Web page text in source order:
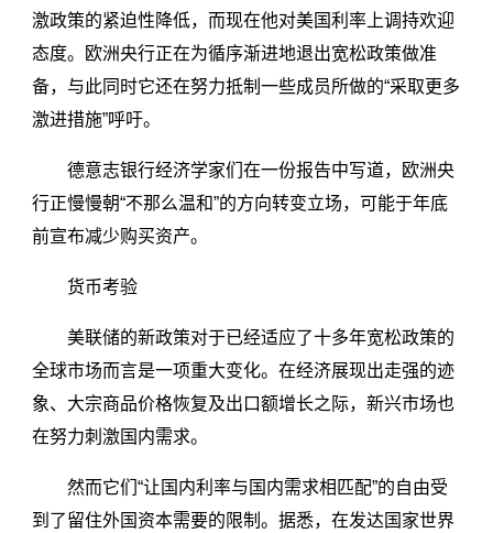
激政策的紧迫性降低，而现在他对美国利率上调持欢迎
态度。欧洲央行正在为循序渐进地退出宽松政策做准
备，与此同时它还在努力抵制一些成员所做的“采取更多
激进措施”呼吁。
德意志银行经济学家们在一份报告中写道，欧洲央
行正慢慢朝“不那么温和”的方向转变立场，可能于年底
前宣布减少购买资产。
货币考验
美联储的新政策对于已经适应了十多年宽松政策的
全球市场而言是一项重大变化。在经济展现出走强的迹
象、大宗商品价格恢复及出口额增长之际，新兴市场也
在努力刺激国内需求。
然而它们“让国内利率与国内需求相匹配”的自由受
到了留住外国资本需要的限制。据悉，在发达国家世界